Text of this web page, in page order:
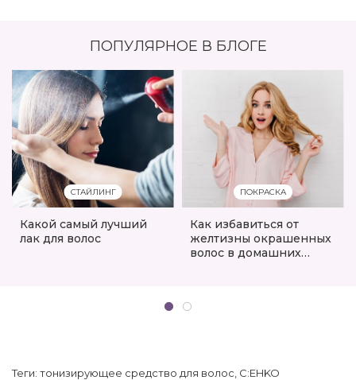
ПОПУЛЯРНОЕ В БЛОГЕ
СТАЙЛИНГ
Какой самый лучший
лак для волос
ПОКРАСКА
Как избавиться от
желтизны окрашенных
волос в домашних
Теги: тонизирующее средство для волос C:EHKO